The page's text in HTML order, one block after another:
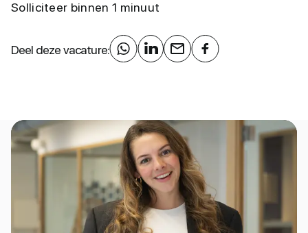
Solliciteer binnen 1 minuut
Deel deze vacature: